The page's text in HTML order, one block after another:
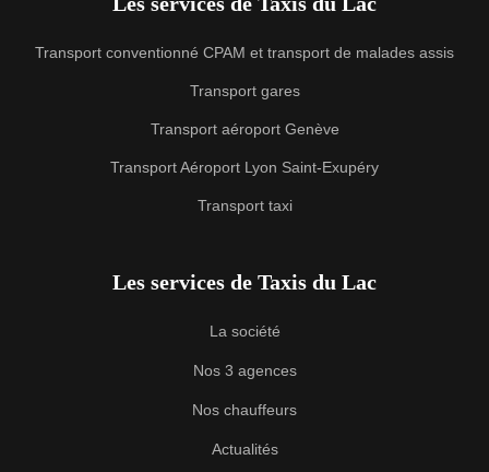
Transport conventionné CPAM et transport de malades assis
Transport gares
Transport aéroport Genève
Transport Aéroport Lyon Saint-Exupéry
Transport taxi
Les services de Taxis du Lac
La société
Nos 3 agences
Nos chauffeurs
Actualités